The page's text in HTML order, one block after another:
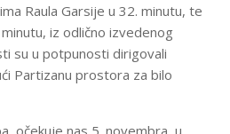
Raula Garsije u 32. minutu, te
iz odlično izvedenog
su u potpunosti dirigovali
Partizanu prostora za bilo
očekuje nas 5. novembra, u